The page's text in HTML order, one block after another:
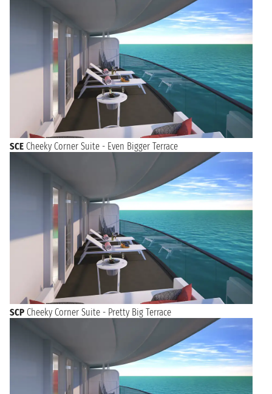
SCE Cheeky Corner Suite - Even Bigger Terrace
SCP Cheeky Corner Suite - Pretty Big Terrace